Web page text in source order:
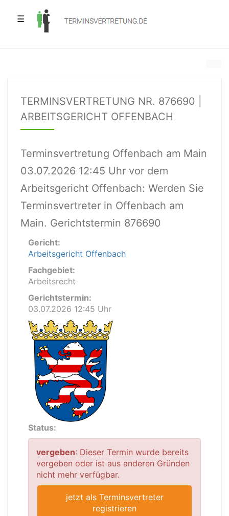
☰
TERMINSVERTRETUNG NR. 876690 |
ARBEITSGERICHT OFFENBACH
Terminsvertretung Offenbach am Main
03.07.2026 12:45 Uhr vor dem
Arbeitsgericht Offenbach: Werden Sie
Terminsvertreter in Offenbach am
Main. Gerichtstermin 876690
Gericht:
Arbeitsgericht Offenbach
Fachgebiet:
Arbeitsrecht
Gerichtstermin:
03.07.2026 12:45 Uhr
Status:
vergeben: Dieser Termin wurde bereits
vergeben oder ist aus anderen Gründen
nicht mehr verfügbar.
jetzt als Terminsvertreter
registrieren